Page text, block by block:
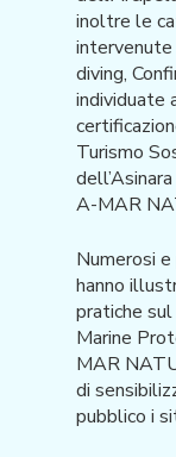
inoltre le
intervenute
diving,
individuate
Turismo
A-MAR
Numerosi
hanno
pratiche
Marine
MAR
di
pubblico i